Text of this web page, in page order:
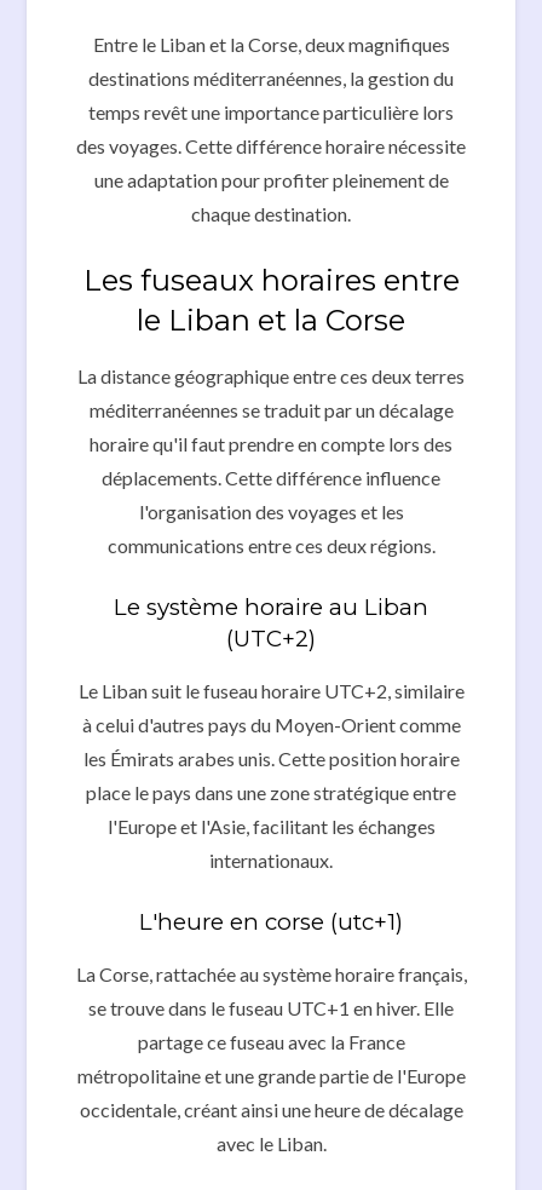
Entre le Liban et la Corse, deux magnifiques
destinations méditerranéennes, la gestion du
temps revêt une importance particulière lors
des voyages. Cette différence horaire nécessite
une adaptation pour profiter pleinement de
chaque destination.
Les fuseaux horaires entre
le Liban et la Corse
La distance géographique entre ces deux terres
méditerranéennes se traduit par un décalage
horaire qu'il faut prendre en compte lors des
déplacements. Cette différence influence
l'organisation des voyages et les
communications entre ces deux régions.
Le système horaire au Liban
(UTC+2)
Le Liban suit le fuseau horaire UTC+2, similaire
à celui d'autres pays du Moyen-Orient comme
les Émirats arabes unis. Cette position horaire
place le pays dans une zone stratégique entre
l'Europe et l'Asie, facilitant les échanges
internationaux.
L'heure en corse (utc+1)
La Corse, rattachée au système horaire français,
se trouve dans le fuseau UTC+1 en hiver. Elle
partage ce fuseau avec la France
métropolitaine et une grande partie de l'Europe
occidentale, créant ainsi une heure de décalage
avec le Liban.